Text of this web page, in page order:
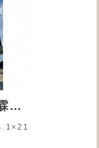
【型號R4.1】嵩霖福德正神